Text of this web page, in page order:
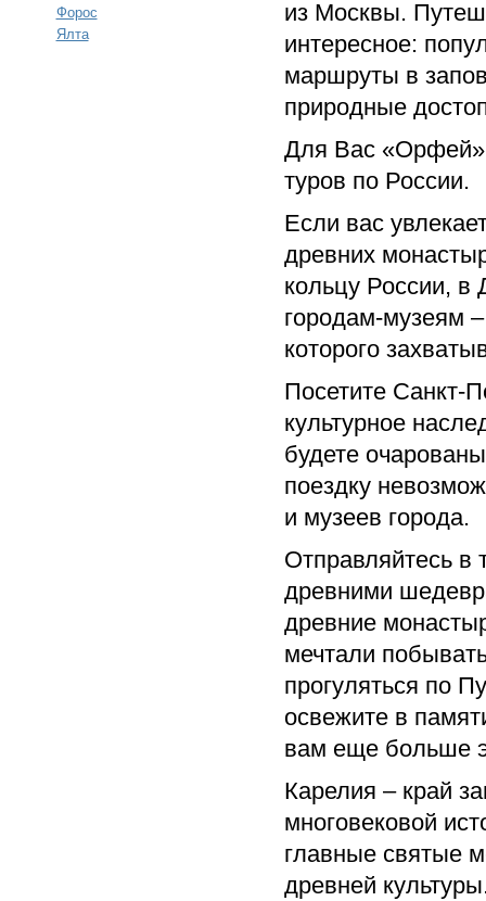
Форос
Ялта
из Москвы.
интересное:
маршруты в
природные
Для Вас «Орфей»
туров по России.
Если вас
древних
кольцу России,
городам-музеям
которого
Посетите Санкт-
культурное
будете
поездку
и музеев города.
Отправляйтесь в
древними
древние
мечтали
прогуляться по
освежите в
вам еще больше
Карелия – край
многовековой
главные святые
древней